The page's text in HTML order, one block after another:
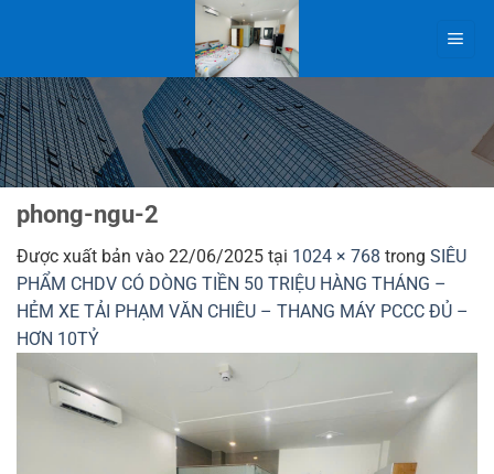
dung
phong-ngu-2
Được xuất bản vào 22/06/2025 tại 1024 × 768 trong SIÊU
PHẨM CHDV CÓ DÒNG TIỀN 50 TRIỆU HÀNG THÁNG –
HẺM XE TẢI PHẠM VĂN CHIÊU – THANG MÁY PCCC ĐỦ –
HƠN 10TỶ